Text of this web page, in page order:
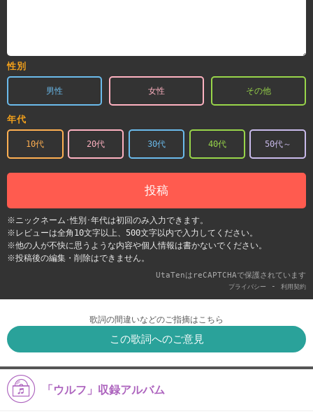
性別
男性 女性 その他
年代
10代 20代 30代 40代 50代～
投稿
※ニックネーム･性別･年代は初回のみ入力できます。
※レビューは全角10文字以上、500文字以内で入力してください。
※他の人が不快に思うような内容や個人情報は書かないでください。
※投稿後の編集・削除はできません。
UtaTenはreCAPTCHAで保護されています
プライバシー - 利用契約
歌詞の間違いなどのご指摘はこちら
この歌詞へのご意見
「ウルフ」収録アルバム